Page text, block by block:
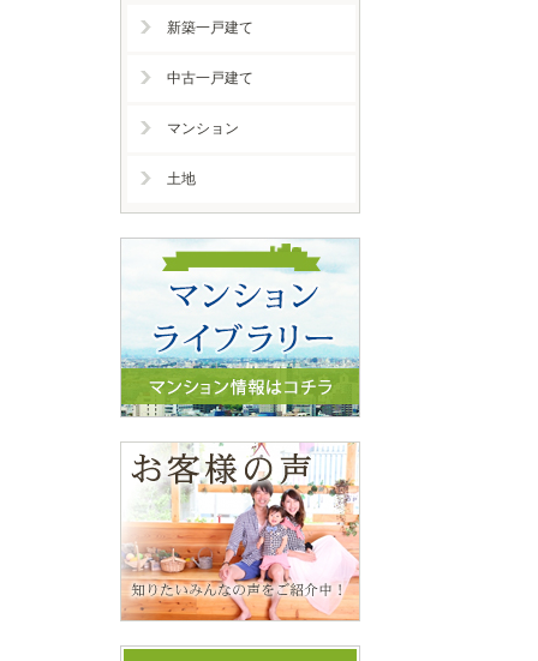
新築一戸建て
中古一戸建て
マンション
土地